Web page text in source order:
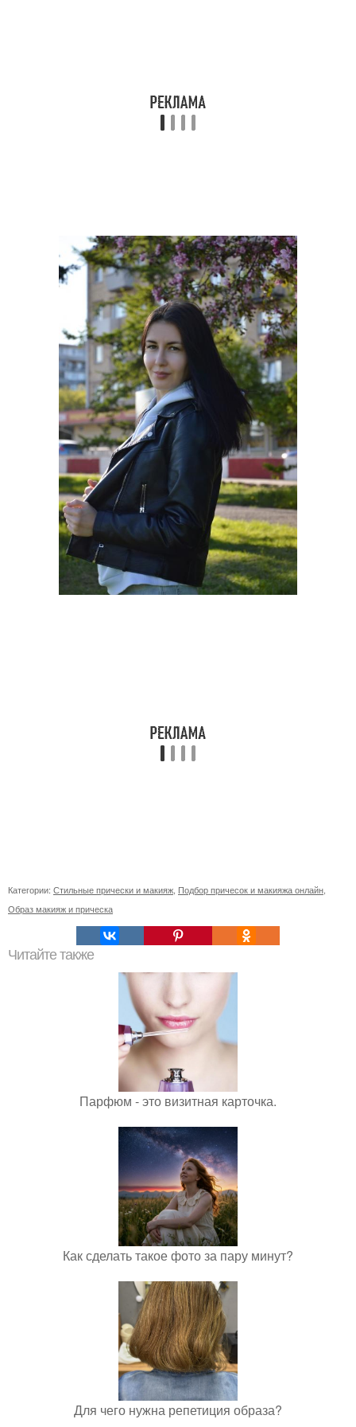
Категории: Стильные прически и макияж, Подбор причесок и макияжа онлайн,
Образ макияж и прическа
Читайте также
Парфюм - это визитная карточка.
Как сделать такое фото за пару минут?
Для чего нужна репетиция образа?